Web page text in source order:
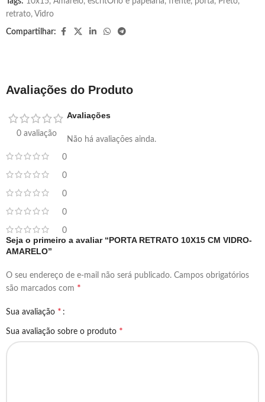
retrato, Vidro
Compartilhar:
Avaliações do Produto
0 avaliação
0
0
0
0
0
Avaliações
Não há avaliações ainda.
Seja o primeiro a avaliar “PORTA RETRATO 10X15 CM VIDRO-
AMARELO”
O seu endereço de e-mail não será publicado. Campos obrigatórios
são marcados com *
Sua avaliação *
Sua avaliação sobre o produto *